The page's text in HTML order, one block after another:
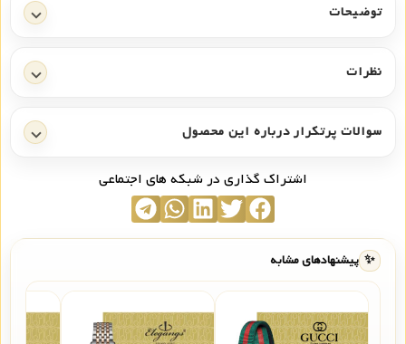
توضیحات
نظرات
سوالات پرتکرار درباره این محصول
اشتراک گذاری در شبکه های اجتماعی
✨ پیشنهادهای مشابه